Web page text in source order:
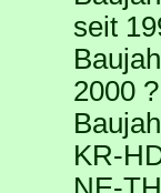
seit
2000
KR-